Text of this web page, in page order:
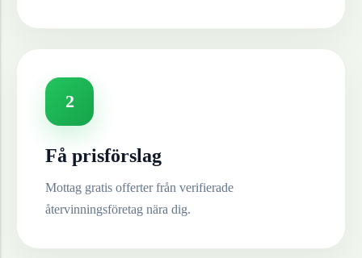
2
Få prisförslag
Mottag gratis offerter från verifierade
återvinningsföretag nära dig.